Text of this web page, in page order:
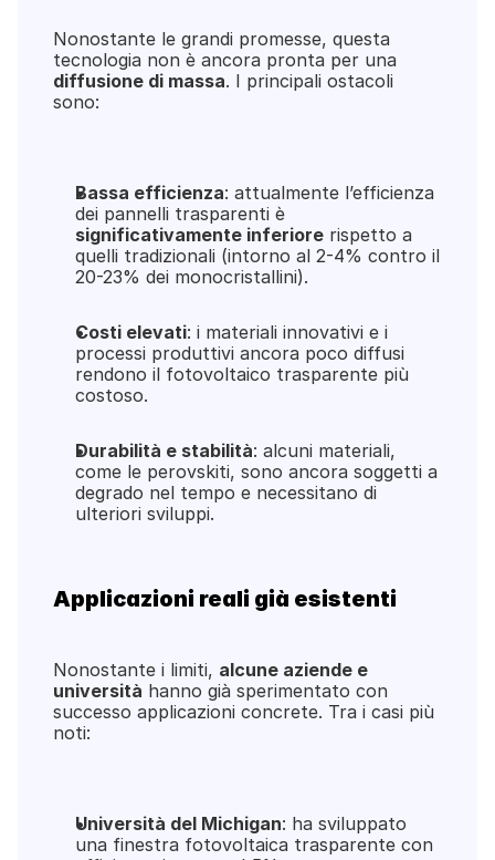
Nonostante le grandi promesse, questa
diffusione di massa. I principali ostacoli
sono:
Bassa efficienza: attualmente l’efficienza
significativamente inferiore rispetto a
quelli tradizionali (intorno al 2-4% contro il
20-23% dei monocristallini).
Costi elevati: i materiali innovativi e i
processi produttivi ancora poco diffusi
rendono il fotovoltaico trasparente più
costoso.
Durabilità e stabilità: alcuni materiali,
come le perovskiti, sono ancora soggetti a
degrado nel tempo e necessitano di
ulteriori sviluppi.
Applicazioni reali già esistenti
Nonostante i limiti, alcune aziende e
università hanno già sperimentato con
successo applicazioni concrete. Tra i casi più
noti:
Università del Michigan: ha sviluppato
una finestra fotovoltaica trasparente con